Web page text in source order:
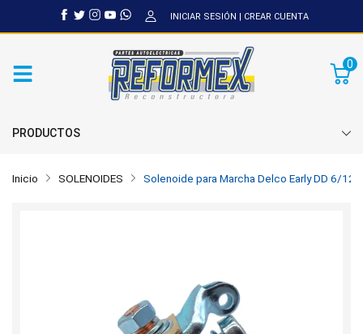
INICIAR SESIÓN | CREAR CUENTA
0
PRODUCTOS
Inicio SOLENOIDES Solenoide para Marcha Delco Early DD 6/